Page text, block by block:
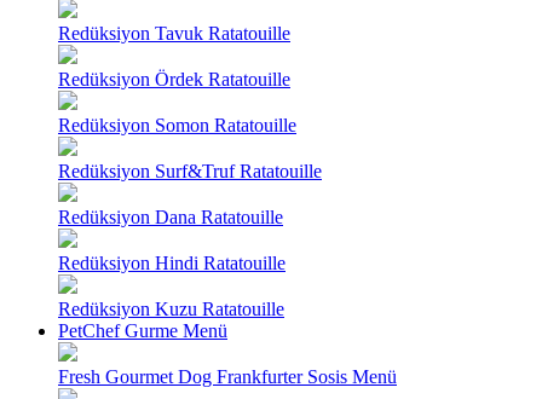
Redüksiyon Tavuk Ratatouille
Redüksiyon Ördek Ratatouille
Redüksiyon Somon Ratatouille
Redüksiyon Surf&Truf Ratatouille
Redüksiyon Dana Ratatouille
Redüksiyon Hindi Ratatouille
Redüksiyon Kuzu Ratatouille
PetChef Gurme Menü
Fresh Gourmet Dog Frankfurter Sosis Menü